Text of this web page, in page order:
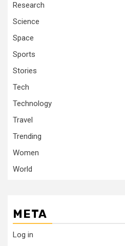
Research
Science
Space
Sports
Stories
Tech
Technology
Travel
Trending
Women
World
META
Log in